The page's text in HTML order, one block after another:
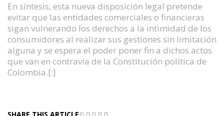
En síntesis, esta nueva disposición legal pretende
evitar que las entidades comerciales o financieras
sigan vulnerando los derechos a la intimidad de los
consumidores al realizar sus gestiones sin limitación
alguna y se espera el poder poner fin a dichos actos
que van en contravía de la Constitución política de
Colombia.[:]